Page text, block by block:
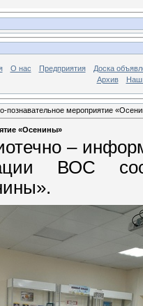
О нас Предприятия
Доска
Архив
познавательное мероприятие
«Осенины»
–
ВОС